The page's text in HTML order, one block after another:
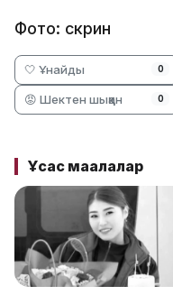
Фото: скрин
🤍 Ұнайды 0
😡 Шектен шыққан 0
Ұқсас мақалалар